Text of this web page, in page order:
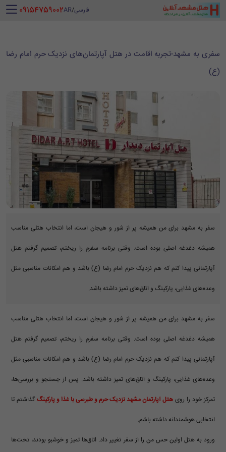
فارسی/
AR
‪ 09154759002
سفری به مشهد-تجربه اقامت در هتل آپارتمان‌های نزدیک حرم امام رضا
(ع)
سفر به مشهد برای من همیشه پر از شور و هیجان است، اما انتخاب هتلی مناسب
همیشه دغدغه اصلی بوده است. وقتی برنامه سفرم را ریختم، تصمیم گرفتم هتل
آپارتمانی پیدا کنم که هم نزدیک حرم امام رضا (ع) باشد و هم امکانات مناسبی مثل
وعده‌های غذایی، پارکینگ و اتاق‌های تمیز داشته باشد.
سفر به مشهد برای من همیشه پر از شور و هیجان است، اما انتخاب هتلی مناسب
همیشه دغدغه اصلی بوده است. وقتی برنامه سفرم را ریختم، تصمیم گرفتم هتل
آپارتمانی پیدا کنم که هم نزدیک حرم امام رضا (ع) باشد و هم امکانات مناسبی مثل
وعده‌های غذایی، پارکینگ و اتاق‌های تمیز داشته باشد. پس از جستجو و بررسی‌ها،
تمرکز خود را روی هتل آپارتمان مشهد نزدیک حرم و طبرسی با غذا و پارکینگ گذاشتم تا
انتخابی هوشمندانه داشته باشم.
ورود به هتل اولین حس من را از سفر تغییر داد. اتاق‌ها تمیز و خوشبو بودند، تخت‌ها